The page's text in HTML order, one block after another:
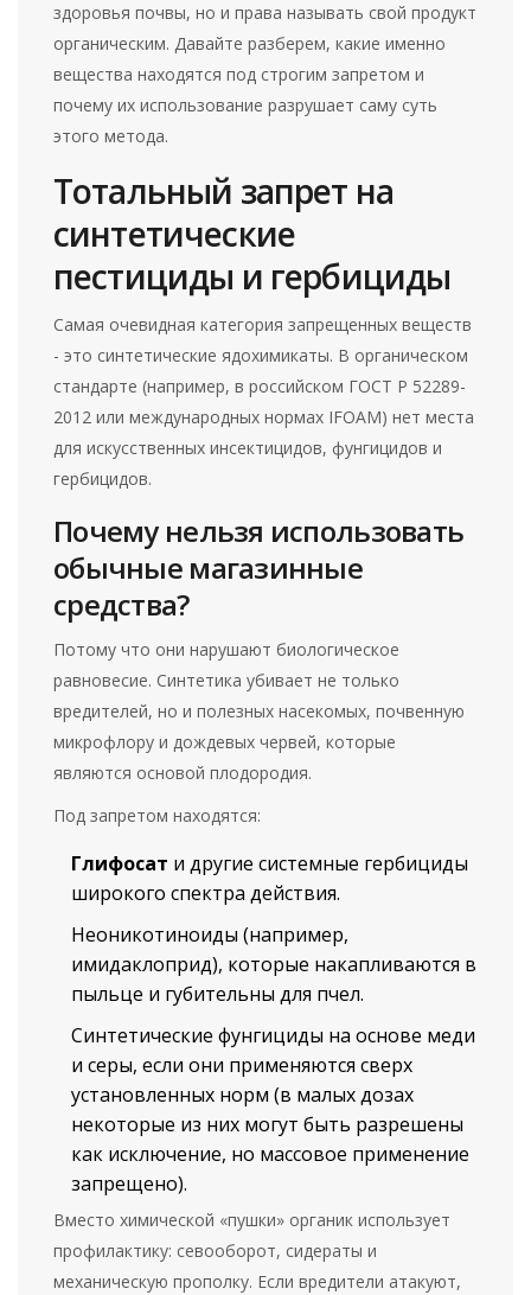
здоровья почвы, но и права называть свой продукт
органическим. Давайте разберем, какие именно
вещества находятся под строгим запретом и
почему их использование разрушает саму суть
этого метода.
Тотальный запрет на
синтетические
пестициды и гербициды
Самая очевидная категория запрещенных веществ
- это синтетические ядохимикаты. В органическом
стандарте (например, в российском ГОСТ Р 52289-
2012 или международных нормах IFOAM) нет места
для искусственных инсектицидов, фунгицидов и
гербицидов.
Почему нельзя использовать
обычные магазинные
средства?
Потому что они нарушают биологическое
равновесие. Синтетика убивает не только
вредителей, но и полезных насекомых, почвенную
микрофлору и дождевых червей, которые
являются основой плодородия.
Под запретом находятся:
Глифосат и другие системные гербициды
широкого спектра действия.
Неоникотиноиды (например,
имидаклоприд), которые накапливаются в
пыльце и губительны для пчел.
Синтетические фунгициды на основе меди
и серы, если они применяются сверх
установленных норм (в малых дозах
некоторые из них могут быть разрешены
как исключение, но массовое применение
запрещено).
Вместо химической «пушки» органик использует
профилактику: севооборот, сидераты и
механическую прополку. Если вредители атакуют,